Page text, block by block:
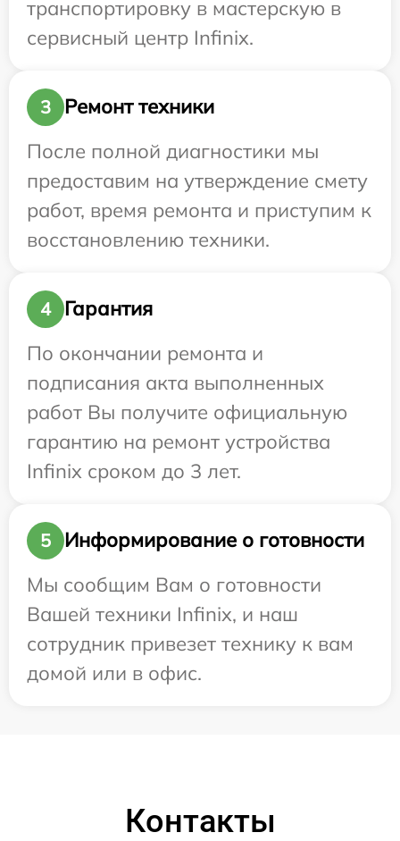
транспортировку в мастерскую в
сервисный центр Infinix.
3
Ремонт техники
После полной диагностики мы
предоставим на утверждение смету
работ, время ремонта и приступим к
восстановлению техники.
4
Гарантия
По окончании ремонта и
подписания акта выполненных
работ Вы получите официальную
гарантию на ремонт устройства
Infinix сроком до 3 лет.
5
Информирование о готовности
Мы сообщим Вам о готовности
Вашей техники Infinix, и наш
сотрудник привезет технику к вам
домой или в офис.
Контакты